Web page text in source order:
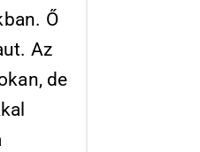
Ő
Az
de